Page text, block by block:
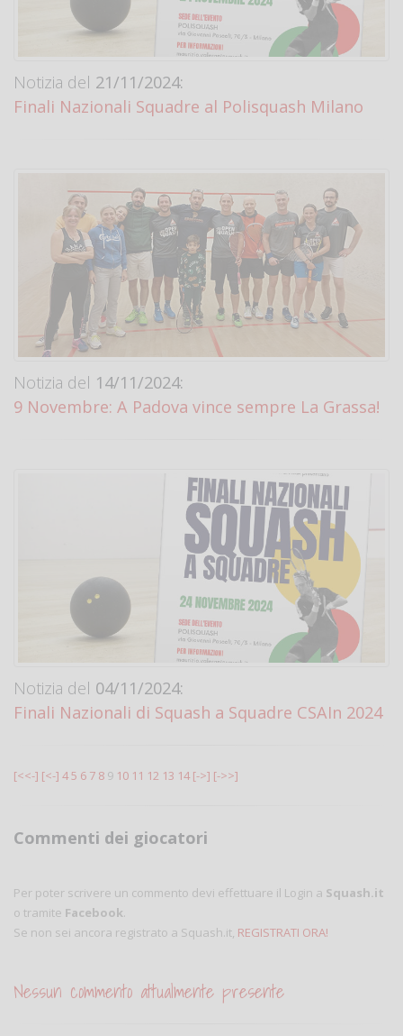
Notizia del 21/11/2024:
Finali Nazionali Squadre al Polisquash Milano
Notizia del 14/11/2024:
9 Novembre: A Padova vince sempre La Grassa!
Notizia del 04/11/2024:
Finali Nazionali di Squash a Squadre CSAIn 2024
[<<-] [<-] 45 6 7 8 9 10 11 12 13 14 [->] [->>]
Commenti dei giocatori
Per poter scrivere un commento devi effettuare il Login a Squash.it
o tramite Facebook.
Se non sei ancora registrato a Squash.it, REGISTRATI ORA!
Nessun commento attualmente presente